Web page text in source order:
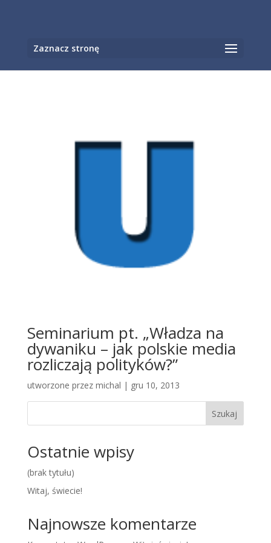
Zaznacz stronę
Seminarium pt. „Władza na
dywaniku – jak polskie media
rozliczają polityków?”
utworzone przez michal | gru 10, 2013
Szukaj
Ostatnie wpisy
(brak tytułu)
Witaj, świecie!
Najnowsze komentarze